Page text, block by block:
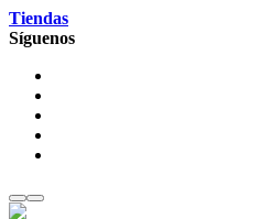
Tiendas
Síguenos